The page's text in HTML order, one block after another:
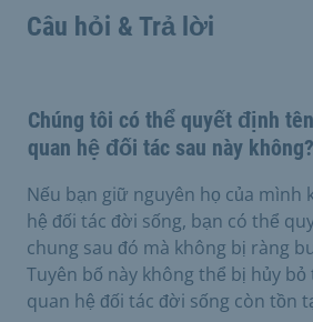
Câu hỏi & Trả lời
Chúng tôi có thể quyết định
quan hệ đối tác sau này không?
Nếu bạn giữ nguyên họ của mình
hệ đối tác đời sống, bạn có thể
chung sau đó mà không bị ràng
Tuyên bố này không thể bị hủy
quan hệ đối tác đời sống còn tồn